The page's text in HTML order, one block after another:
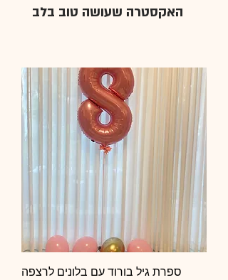
האקסטרה שעושה טוב בלב
ספרת גיל בורוד עם בלונים לרצפה